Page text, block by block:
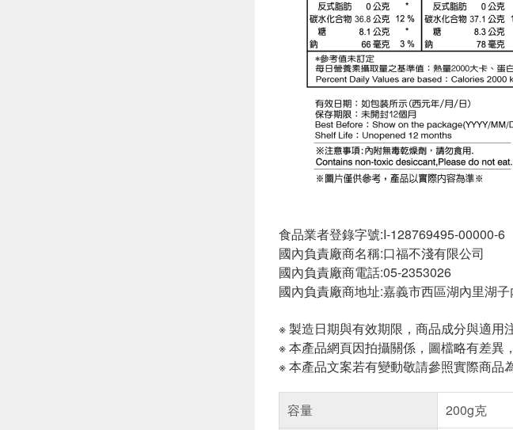
食品業者登錄字號:I-128769495-00000-6
國內負責廠商名稱:口福不淺有限公司
國內負責廠商電話:05-2353026
國內負責廠商地址:嘉義市西區湖內里湖
※ 製造日期與有效期限，商品成分與適用
※ 本產品網頁因拍攝關係，圖檔略有差異
※ 本產品文案若有變動敬請參照實際商品
容量
200g克